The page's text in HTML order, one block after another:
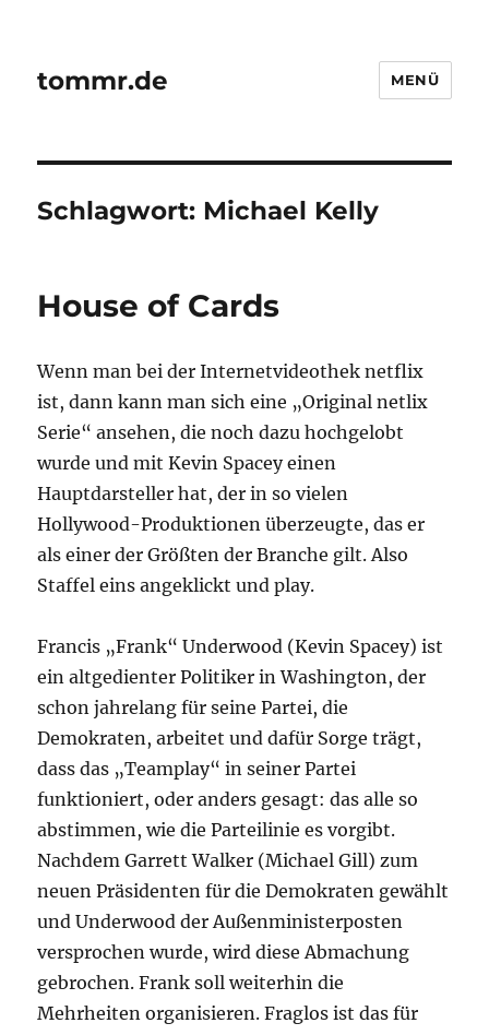
tommr.de MENÜ
Schlagwort: Michael Kelly
House of Cards
Wenn man bei der Internetvideothek netflix
ist, dann kann man sich eine „Original netlix
Serie“ ansehen, die noch dazu hochgelobt
wurde und mit Kevin Spacey einen
Hauptdarsteller hat, der in so vielen
Hollywood-Produktionen überzeugte, das er
als einer der Größten der Branche gilt. Also
Staffel eins angeklickt und play.
Francis „Frank“ Underwood (Kevin Spacey) ist
ein altgedienter Politiker in Washington, der
schon jahrelang für seine Partei, die
Demokraten, arbeitet und dafür Sorge trägt,
dass das „Teamplay“ in seiner Partei
funktioniert, oder anders gesagt: das alle so
abstimmen, wie die Parteilinie es vorgibt.
Nachdem Garrett Walker (Michael Gill) zum
neuen Präsidenten für die Demokraten gewählt
und Underwood der Außenministerposten
versprochen wurde, wird diese Abmachung
gebrochen. Frank soll weiterhin die
Mehrheiten organisieren. Fraglos ist das für